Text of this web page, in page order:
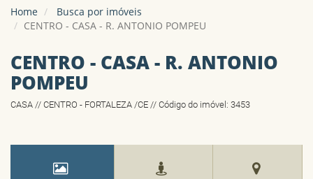
Home
Busca por imóveis
CENTRO - CASA - R. ANTONIO POMPEU
CENTRO - CASA - R. ANTONIO
POMPEU
CASA // CENTRO - FORTALEZA /CE // Código do imóvel: 3453